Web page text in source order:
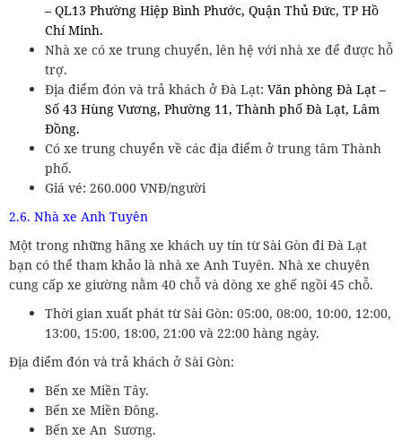
– QL13 Phường Hiệp Bình Phước, Quận Thủ Đức, TP Hồ
Chí Minh.
Nhà xe có xe trung chuyển, lên hệ với nhà xe để được hỗ
trợ.
Địa điểm đón và trả khách ở Đà Lạt: Văn phòng Đà Lạt –
Số 43 Hùng Vương, Phường 11, Thành phố Đà Lạt, Lâm
Đồng.
Có xe trung chuyển về các địa điểm ở trung tâm Thành
phố.
Giá vé: 260.000 VNĐ/người
2.6. Nhà xe Anh Tuyên
Một trong những hãng xe khách uy tín từ Sài Gòn đi Đà Lạt
bạn có thể tham khảo là nhà xe Anh Tuyên. Nhà xe chuyên
cung cấp xe giường nằm 40 chỗ và dòng xe ghế ngồi 45 chỗ.
Thời gian xuất phát từ Sài Gòn: 05:00, 08:00, 10:00, 12:00,
13:00, 15:00, 18:00, 21:00 và 22:00 hàng ngày.
Địa điểm đón và trả khách ở Sài Gòn:
Bến xe Miền Tây.
Bến xe Miền Đông.
Bến xe An Sương.